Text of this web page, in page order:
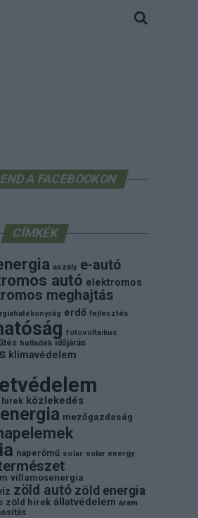
A FACEBOOKON
CÍMKÉK
aszály e-autó
autó elektromos
meghajtás
erdő fejlesztés
fotovoltaikus
hulladék időjárás
klímavédelem
hírek közlekedés
mezőgazdaság
naperőmű solar solar energy
villamosenergia
zöld autó zöld energia
zöld hirek állatvédelem áram